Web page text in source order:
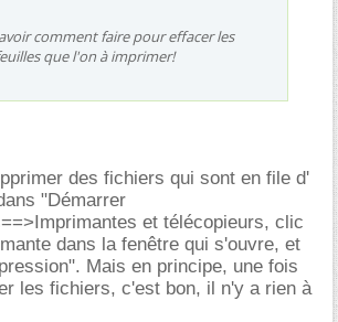
comment faire pour effacer les
que l'on à imprimer!
des fichiers qui sont en file d'
"Démarrer
et télécopieurs, clic
dans la fenêtre qui s'ouvre, et
Mais en principe, une fois
les fichiers, c'est bon, il n'y a rien à